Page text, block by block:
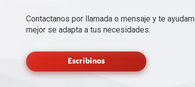
Contactanos por llamada o mensaje y te
mejor se adapta a tus necesidades.
Escribinos